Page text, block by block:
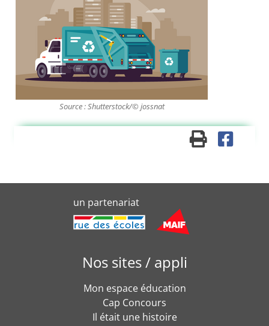
Source : Shutterstock/© jossnat
un partenariat
Nos sites / appli
Mon espace éducation
Cap Concours
Il était une histoire